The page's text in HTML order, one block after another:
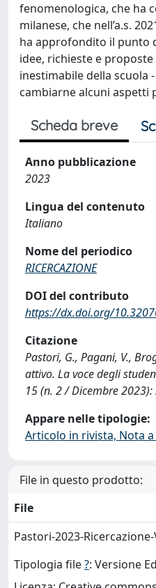
fenomenologica, che ha
milanese, che nell’a.s.
ha approfondito il punto
idee, richieste e
inestimabile della scuola
cambiarne alcuni aspetti
Scheda breve
Anno pubblicazione
2023
Lingua del contenuto
Italiano
Nome del periodico
RICERCAZIONE
DOI del contributo
https://dx.doi.org/
Citazione
Pastori, G., Pagani, V.,
attivo. La voce degli
15 (n. 2 / Dicembre
Appare nelle tipologie:
Articolo in rivista, Nota
File in questo prodotto:
File
Pastori-2023-
Tipologia file?: Versione